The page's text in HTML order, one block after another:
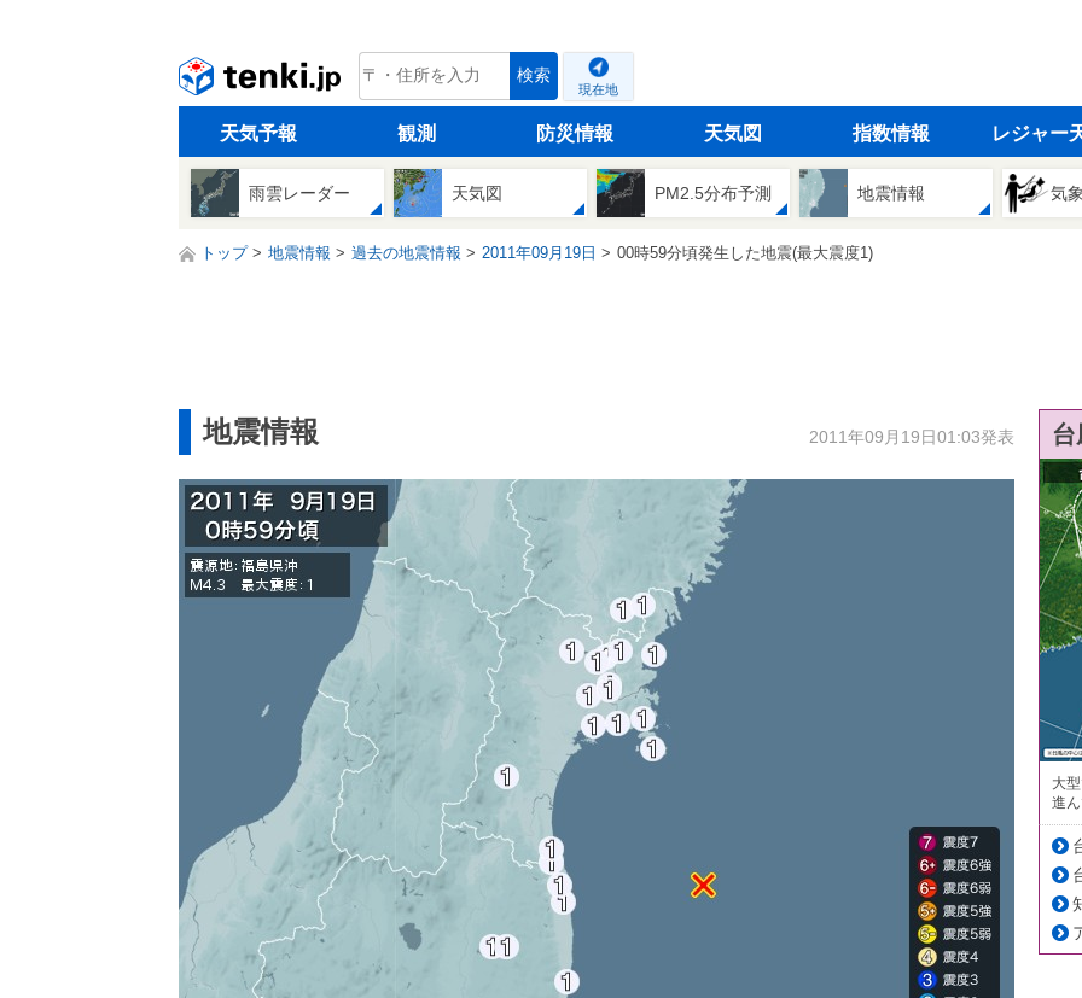
tenki.jp 検索
現在地
天気予報 観測 防災情報 天気図 指数情報 レジャー
雨雲レーダー 天気図 PM2.5分布予測 地震情報 気
トップ 地震情報 過去の地震情報 2011年09月19日 00時59分頃発生した地震(最大震度1)
地震情報 2011年09月19日01:03発表
大
進